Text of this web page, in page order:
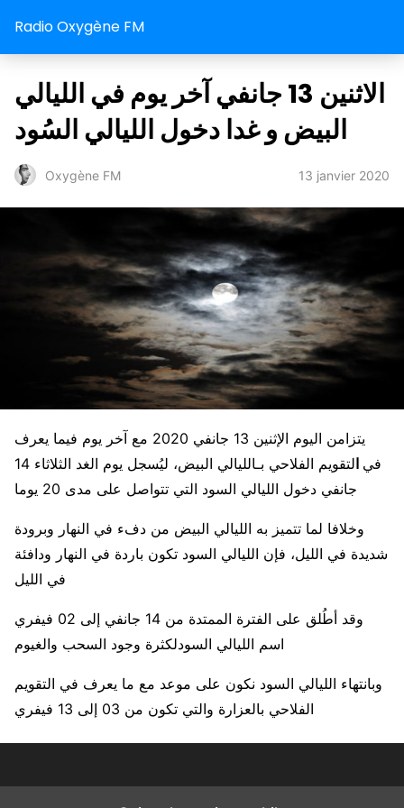
Radio Oxygène FM
الاثنين 13 جانفي آخر يوم في الليالي
البيض و غدا دخول الليالي السُود
Oxygène FM 13 janvier 2020
يتزامن اليوم الإثنين 13 جانفي 2020 مع آخر يوم فيما يعرف
في ا
لتقويم الفلاحي بـالليالي البيض، ليُسجل يوم الغد الثلاثاء 14
جانفي دخول الليالي السود التي تتواصل على مدى 20 يوما
وخلافا لما تتميز به الليالي البيض من دفء في النهار وبرودة
شديدة في الليل، فإن الليالي السود تكون باردة في النهار ودافئة
في الليل
وقد أطُلق على الفترة الممتدة من 14 جانفي إلى 02 فيفري
اسم الليالي السودلكثرة وجود السحب والغيوم
وبانتهاء الليالي السود نكون على موعد مع ما يعرف في التقويم
الفلاحي بالعزارة والتي تكون من 03 إلى 13 فيفري